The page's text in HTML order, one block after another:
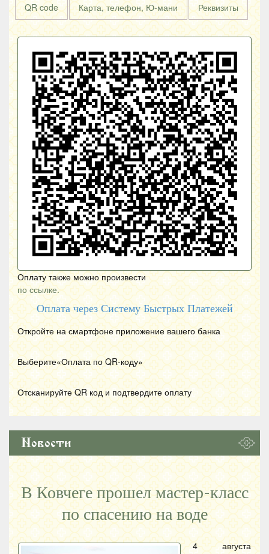
QR code Карта, телефон, Ю-мани Реквизиты
Оплату также можно произвести
по ссылке.
Оплата через Систему Быстрых Платежей
Откройте на смартфоне приложение вашего банка
Выберите«Оплата по QR-коду»
Отсканируйте QR код и подтвердите оплату
Новости
В Ковчеге прошел мастер-класс
по спасению на воде
4 августа